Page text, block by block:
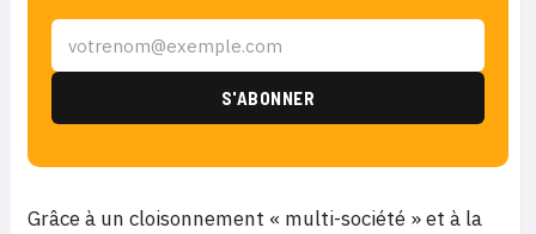
Grâce à un cloisonnement « multi-société » et à la